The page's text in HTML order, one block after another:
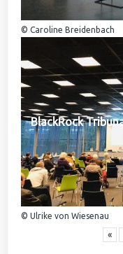
© Caroline Breidenbach
BlackRock
© Ulrike von Wiesenau
«